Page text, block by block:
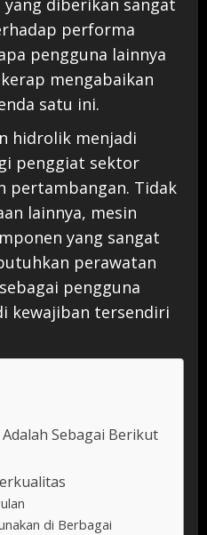
performa
pengguna lainnya
mengabaikan
satu ini.
hidrolik menjadi
penggiat sektor
pertambangan. Tidak
lainnya, mesin
yang sangat
perawatan
pengguna
kewajiban tersendiri
Sebagai Berikut
di Berbagai